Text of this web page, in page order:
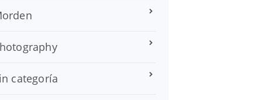
categoría